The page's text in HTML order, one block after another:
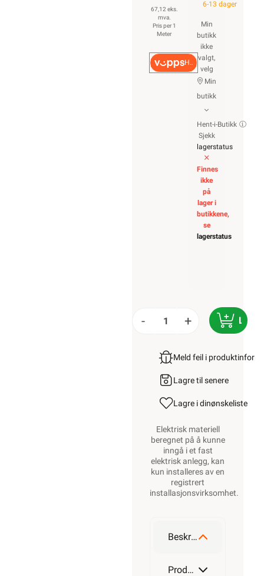
67,12 eks.
mva.
Pris per 1
Meter
Hurtigkasse
6-13 dager
Min
butikk
ikke
valgt,
velg
Min
butikk
Hent-i-Butikk
Sjekk
lagerstatus
Finnes
ikke
på
lager i
butikkene,
se
lagerstatus
- +
Meld feil i
Lagre til senere
Lagre i dinønskeliste
Elektrisk materiell
beregnet på å kunne
inngå i et fast
elektrisk anlegg, kan
kun installeres av en
registrert
installasjonsvirksomhet.
Beskrivelse
Produktdetaljer